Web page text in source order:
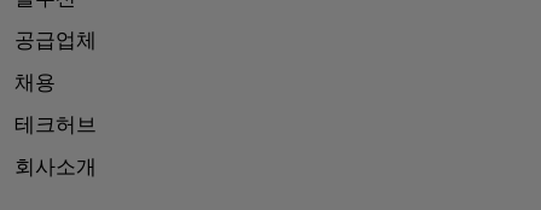
공급업체
채용
테크허브
회사소개